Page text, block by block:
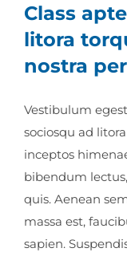
Class
litora
nostra
Vestibulum
sociosqu ad
inceptos
bibendum
quis. Aenean
massa est,
sapien.